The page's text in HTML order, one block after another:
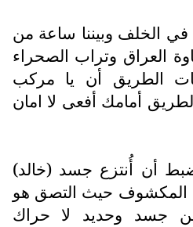
الخلف وبيننا ساعة من
العراق وتراب الصحراء
الطريق أن يا مركب
أمامك أفعى لا امان
أن أُنتزع جسد (خالد)
حيث التصق هو
جسد وحديد لا حراك